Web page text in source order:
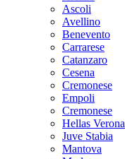
Ascoli
Avellino
Benevento
Carrarese
Catanzaro
Cesena
Cremonese
Empoli
Cremonese
Hellas Verona
Juve Stabia
Mantova